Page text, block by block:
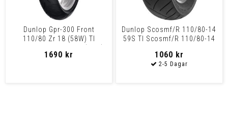
Dunlop Gpr-300 Front
110/80 Zr 18 (58W) Tl
Tl
1690 kr
Dunlop Scosmf/R 110/80-14
59S Tl Scosmf/R 110/80-14
1060 kr